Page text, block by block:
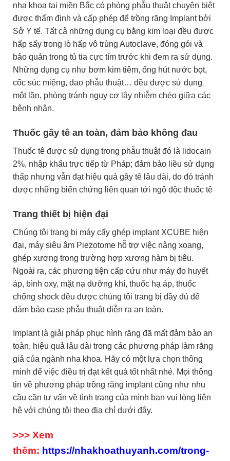
nha khoa tại miền Bắc có phòng phẫu thuật chuyên biệt
được thẩm định và cấp phép để trồng răng Implant bởi
Sở Y tế. Tất cả những dụng cụ bằng kim loại đều được
hấp sấy trong lò hấp vô trùng Autoclave, đóng gói và
bảo quản trong tủ tia cực tím trước khi đem ra sử dụng.
Những dụng cụ như bơm kim tiêm, ống hút nước bọt,
cốc súc miệng, dao phẫu thuật… đều được sử dụng
một lần, phòng tránh nguy cơ lây nhiễm chéo giữa các
bệnh nhân.
Thuốc gây tê an toàn, đảm bảo không đau
Thuốc tê được sử dụng trong phẫu thuật đó là lidocain
2%, nhập khẩu trực tiếp từ Pháp; đảm bảo liều sử dụng
thấp nhưng vẫn đạt hiệu quả gây tê lâu dài, do đó tránh
được những biến chứng liên quan tới ngộ độc thuốc tê
Trang thiết bị hiện đại
Chúng tôi trang bị máy cấy ghép implant XCUBE hiện
đại, máy siêu âm Piezotome hỗ trợ việc nâng xoang,
ghép xương trong trường hợp xương hàm bị tiêu.
Ngoài ra, các phương tiện cấp cứu như máy đo huyết
áp, bình oxy, mặt nạ dưỡng khí, thuốc hạ áp, thuốc
chống shock đều được chúng tôi trang bị đầy đủ để
đảm bảo case phẫu thuật diễn ra an toàn.
Implant là giải pháp phục hình răng đã mất đảm bảo an
toàn, hiệu quả lâu dài trong các phương pháp làm răng
giả của ngành nha khoa. Hãy có một lựa chọn thông
minh để việc điều trị đạt kết quả tốt nhất nhé. Mọi thông
tin về phương pháp trồng răng implant cũng như nhu
cầu cần tư vấn về tình trạng của mình bạn vui lòng liên
hệ với chúng tôi theo địa chỉ dưới đây.
>>> Xem
thêm: https://nhakhoathuyanh.com/trong-